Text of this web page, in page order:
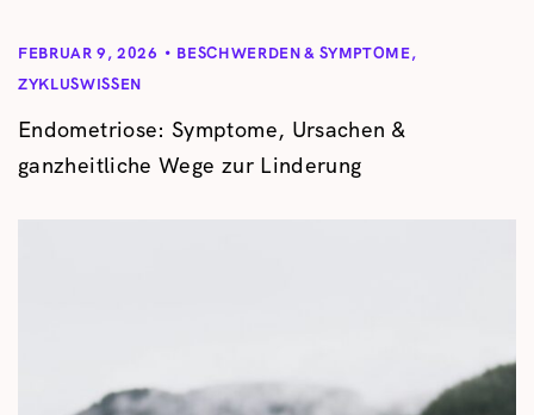
FEBRUAR 9, 2026 BESCHWERDEN & SYMPTOME,
ZYKLUSWISSEN
Endometriose: Symptome, Ursachen &
ganzheitliche Wege zur Linderung